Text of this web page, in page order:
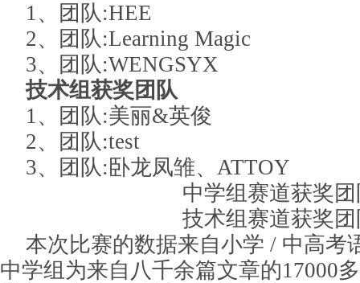
1、团队:HEE
2、团队:Learning Magic
3、团队:WENGSYX
技术组获奖团队
1、团队:美丽&英俊
2、团队:test
3、团队:卧龙凤雏、ATTOY
中学组赛道获奖
技术组赛道获奖
本次比赛的数据来自小学 / 中高考
中学组为来自八千余篇文章的17000